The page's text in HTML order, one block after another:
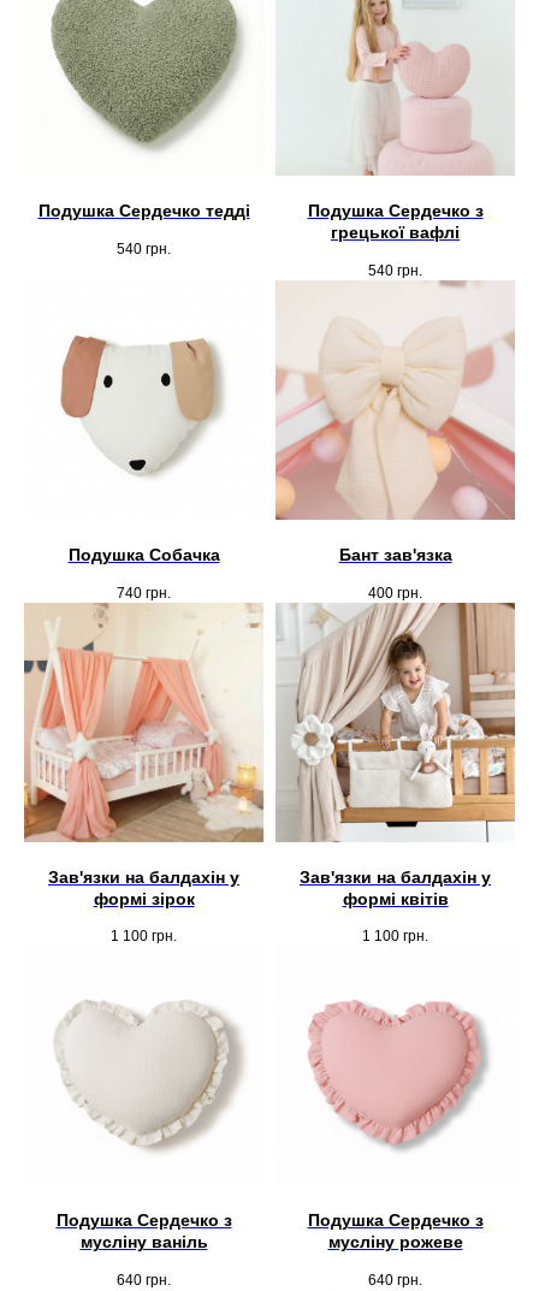
Подушка Сердечко тедді
540 грн.
Подушка Сердечко з
грецької вафлі
540 грн.
Подушка Собачка
740 грн.
Бант зав'язка
400 грн.
Зав'язки на балдахін у
формі зірок
1 100 грн.
Зав'язки на балдахін у
формі квітів
1 100 грн.
Подушка Сердечко з
мусліну ваніль
640 грн.
Подушка Сердечко з
мусліну рожеве
640 грн.